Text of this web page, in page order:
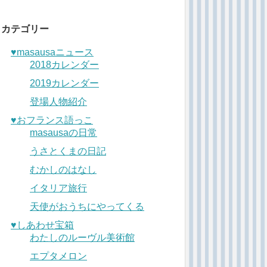
カテゴリー
♥︎masausaニュース
2018カレンダー
2019カレンダー
登場人物紹介
♥︎おフランス語っこ
masausaの日常
うさとくまの日記
むかしのはなし
イタリア旅行
天使がおうちにやってくる
♥︎しあわせ宝箱
わたしのルーヴル美術館
エプタメロン